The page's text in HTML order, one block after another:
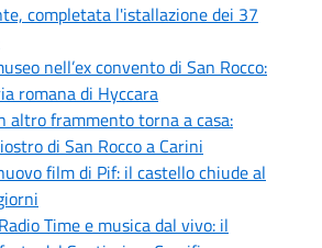
completata l'istallazione dei 37
nell’ex convento di San Rocco:
romana di Hyccara
altro frammento torna a casa:
di San Rocco a Carini
film di Pif: il castello chiude al
Time e musica dal vivo: il